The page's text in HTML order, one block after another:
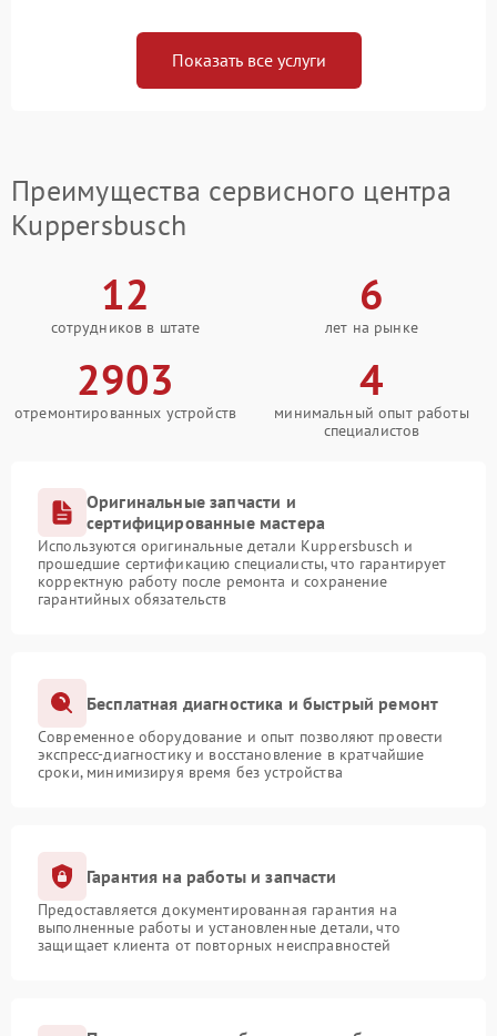
Показать все услуги
Преимущества сервисного центра
Kuppersbusch
12
сотрудников в штате
6
лет на рынке
2903
отремонтированных устройств
4
минимальный опыт работы
специалистов
Оригинальные запчасти и
сертифицированные мастера
Используются оригинальные детали Kuppersbusch и
прошедшие сертификацию специалисты, что гарантирует
корректную работу после ремонта и сохранение
гарантийных обязательств
Бесплатная диагностика и быстрый ремонт
Современное оборудование и опыт позволяют провести
экспресс-диагностику и восстановление в кратчайшие
сроки, минимизируя время без устройства
Гарантия на работы и запчасти
Предоставляется документированная гарантия на
выполненные работы и установленные детали, что
защищает клиента от повторных неисправностей